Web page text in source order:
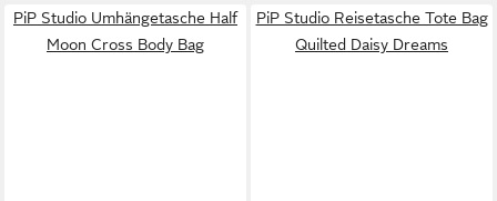
PiP Studio Umhängetasche Half
Moon Cross Body Bag
PiP Studio Reisetasche Tote Bag
Quilted Daisy Dreams